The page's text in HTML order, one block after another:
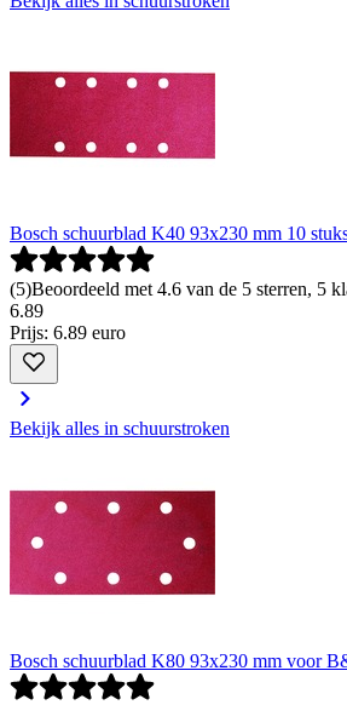
Bosch schuurblad K40 93x230 mm 10
(5)Beoordeeld met 4.6 van de 5 sterren, 5
6.89
Prijs: 6.89 euro
Bekijk alles in schuurstroken
Bosch schuurblad K80 93x230 mm voor